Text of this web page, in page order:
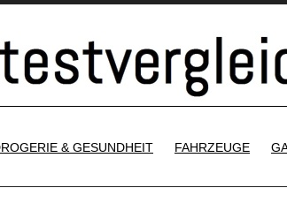
& GESUNDHEIT FAHRZEUGE